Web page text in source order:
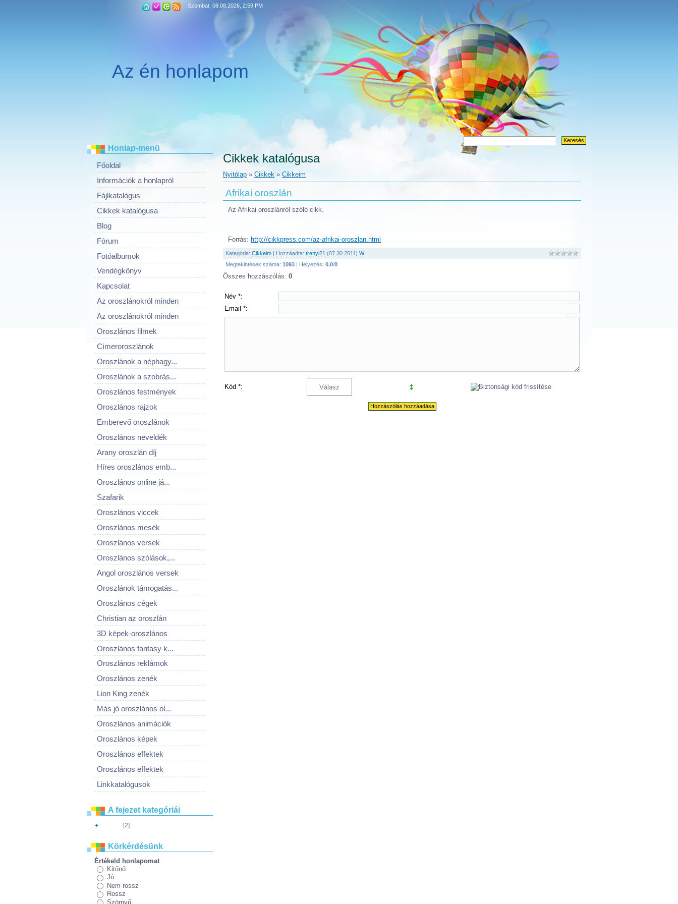
Szombat, 08.08.2026, 2:59 PM
Az én honlapom
Honlap-menü
Főoldal
Információk a honlapról
Fájlkatalógus
Cikkek katalógusa
Blog
Fórum
Fotóalbumok
Vendégkönyv
Kapcsolat
Az oroszlánokról minden
Az oroszlánokról minden
Oroszlános filmek
Címeroroszlánok
Oroszlánok a néphagy...
Oroszlánok a szobrás...
Oroszlános festmények
Oroszlános rajzok
Emberevő oroszlánok
Oroszlános neveldék
Arany oroszlán díj
Híres oroszlános emb...
Oroszlános online já...
Szafarik
Oroszlános viccek
Oroszlános mesék
Oroszlános versek
Oroszlános szólások,...
Angol oroszlános versek
Oroszlánok támogatás...
Oroszlános cégek
Christian az oroszlán
3D képek-oroszlános
Oroszlános fantasy k...
Oroszlános reklámok
Oroszlános zenék
Lion King zenék
Más jó oroszlános ol...
Oroszlános animációk
Oroszlános képek
Oroszlános effektek
Oroszlános effektek
Linkkatalógusok
A fejezet kategóriái
[2]
Körkérdésünk
Értékeld honlapomat
Kitűnő
Jó
Nem rossz
Rossz
Szörnyű
Cikkek katalógusa
Nyitólap » Cikkek » Cikkeim
Afrikai oroszlán
Az Afrikai oroszlánról szóló cikk.
Forrás: http://cikkpress.com/az-afrikai-oroszlan.html
Kategória: Cikkeim Hozzáadta: trenyi21 (07.30.2011) W
Megtekintések száma: 1093 Helyezés: 0.0/0
Összes hozzászólás: 0
Név *:
Email *:
Kód *: